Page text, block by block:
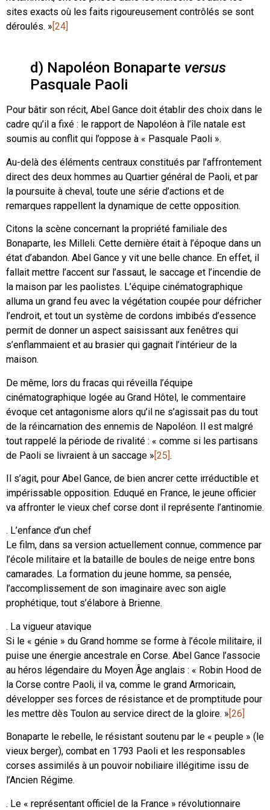
sites exacts où les faits rigoureusement contrôlés se sont
déroulés. »[24]
d) Napoléon Bonaparte versus
Pasquale Paoli
Pour bâtir son récit, Abel Gance doit établir des choix dans le
cadre qu’il a fixé : le rapport de Napoléon à l’île natale est
soumis au conflit qui l’oppose à « Pasquale Paoli ».
Au-delà des éléments centraux constitués par l’affrontement
direct des deux hommes au Quartier général de Paoli, et par
la poursuite à cheval, toute une série d’actions et de
remarques rappellent la dynamique de cette opposition.
Citons la scène concernant la propriété familiale des
Bonaparte, les Milleli. Cette dernière était à l’époque dans un
état d’abandon. Abel Gance y vit une belle chance. En effet, il
fallait mettre l’accent sur l’assaut, le saccage et l’incendie de
la maison par les paolistes. L’équipe cinématographique
alluma un grand feu avec la végétation coupée pour défricher
l’endroit, et tout un système de cordons imbibés d’essence
permit de donner un aspect saisissant aux fenêtres qui
s’enflammaient et au brasier qui gagnait l’intérieur de la
maison.
De même, lors du fracas qui réveilla l’équipe
cinématographique logée au Grand Hôtel, le commentaire
évoque cet antagonisme alors qu’il ne s’agissait pas du tout
de la réincarnation des ennemis de Napoléon. Il est malgré
tout rappelé la période de rivalité : « comme si les partisans
de Paoli se livraient à un saccage »[25].
Il s’agit, pour Abel Gance, de bien ancrer cette irréductible et
impérissable opposition. Eduqué en France, le jeune officier
va affronter le vieux chef corse dont il représente l’antinomie.
. L’enfance d’un chef
Le film, dans sa version actuellement connue, commence par
l’école militaire et la bataille de boules de neige entre bons
camarades. La formation du jeune homme, sa pensée,
l’accomplissement de son imaginaire avec son aigle
prophétique, tout s’élabore à Brienne.
. La vigueur atavique
Si le « génie » du Grand homme se forme à l’école militaire, il
puise une énergie ancestrale en Corse. Abel Gance l’associe
au héros légendaire du Moyen Âge anglais : « Robin Hood de
la Corse contre Paoli, il va, comme le grand Armoricain,
développer ses forces de résistance et de promptitude pour
les mettre dès Toulon au service direct de la gloire. »[26]
Bonaparte le rebelle, le résistant soutenu par le « peuple » (le
vieux berger), combat en 1793 Paoli et les responsables
corses assimilés à un pouvoir nobiliaire illégitime issu de
l’Ancien Régime.
. Le « représentant officiel de la France » révolutionnaire